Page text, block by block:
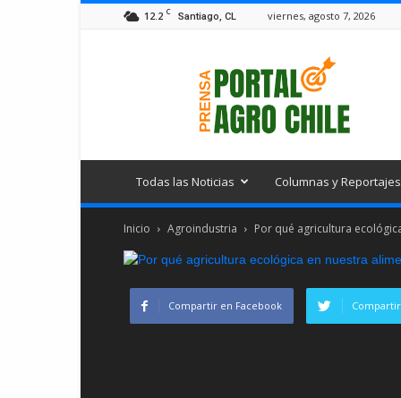
12.2 C Santiago, CL viernes, agosto 7, 2026
Todas las Noticias Columnas y Reportajes
Inicio Agroindustria Por qué agricultura
Compartir en Facebook